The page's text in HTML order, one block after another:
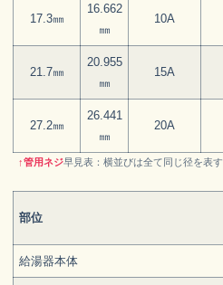
17.3㎜
16.662
㎜
10A
21.7㎜
20.955
㎜
15A
27.2㎜
26.441
㎜
20A
↑管用ネジ早見表：横並びは全て同じ径を表す
部位
給湯器本体